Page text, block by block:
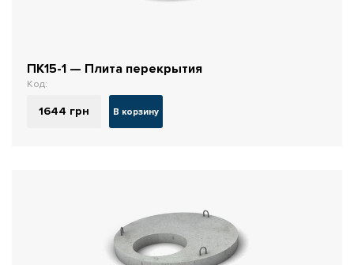
ПК15-1 — Плита перекрытия
Код:
1644 грн В корзину